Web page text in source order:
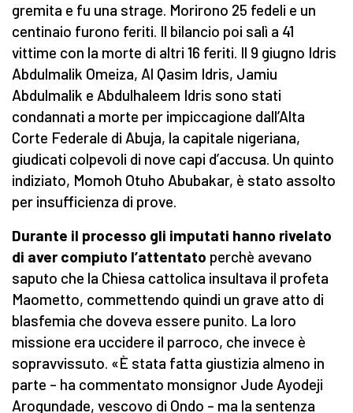
gremita e fu una strage. Morirono 25 fedeli e un
centinaio furono feriti. Il bilancio poi salì a 41
vittime con la morte di altri 16 feriti. Il 9 giugno Idris
Abdulmalik Omeiza, Al Qasim Idris, Jamiu
Abdulmalik e Abdulhaleem Idris sono stati
condannati a morte per impiccagione dall’Alta
Corte Federale di Abuja, la capitale nigeriana,
giudicati colpevoli di nove capi d’accusa. Un quinto
indiziato, Momoh Otuho Abubakar, è stato assolto
per insufficienza di prove.
Durante il processo gli imputati hanno rivelato
di aver compiuto l’attentato perchè avevano
saputo che la Chiesa cattolica insultava il profeta
Maometto, commettendo quindi un grave atto di
blasfemia che doveva essere punito. La loro
missione era uccidere il parroco, che invece è
sopravvissuto. «È stata fatta giustizia almeno in
parte – ha commentato monsignor Jude Ayodeji
Arogundade, vescovo di Ondo – ma la sentenza